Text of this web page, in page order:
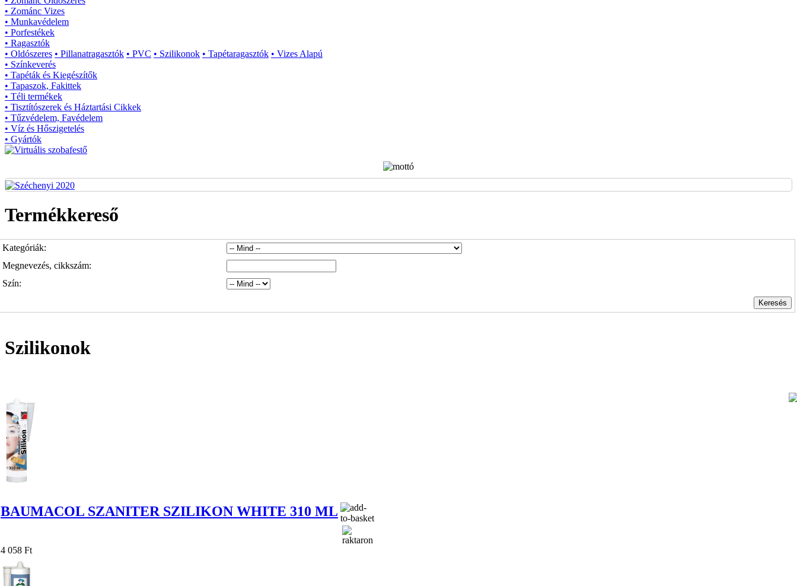
• Zománc Vizes
• Munkavédelem
• Porfestékek
• Ragasztók
• Oldószeres • Pillanatragasztók • PVC • Szilikonok • Tapétaragasztók • Vizes Alapú
• Színkeverés
• Tapéták és Kiegészítők
• Tapaszok, Fakittek
• Téli termékek
• Tisztítószerek és Háztartási Cikkek
• Tűzvédelem, Favédelem
• Víz és Hőszigetelés
• Gyártók
Termékkereső
Kategóriák:
Megnevezés, cikkszám:
Szín:
Szilikonok
BAUMACOL SZANITER SZILIKON WHITE 310 ML
4 058 Ft